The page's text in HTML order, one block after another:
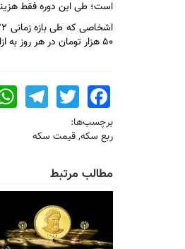
است؛ طی این دوره فقط هزینه تحویل از
۵۰ هزار تومان در هر روز به ازای هر سکه خواهد بود و به شعبه بانک عامل پرداخت می‌شود؛ این هزینه شامل روز‌های تعطیل نیز خواهد بود.
برچسب‌ها:
ربع سکه,قیمت سکه
مطالب مرتبط